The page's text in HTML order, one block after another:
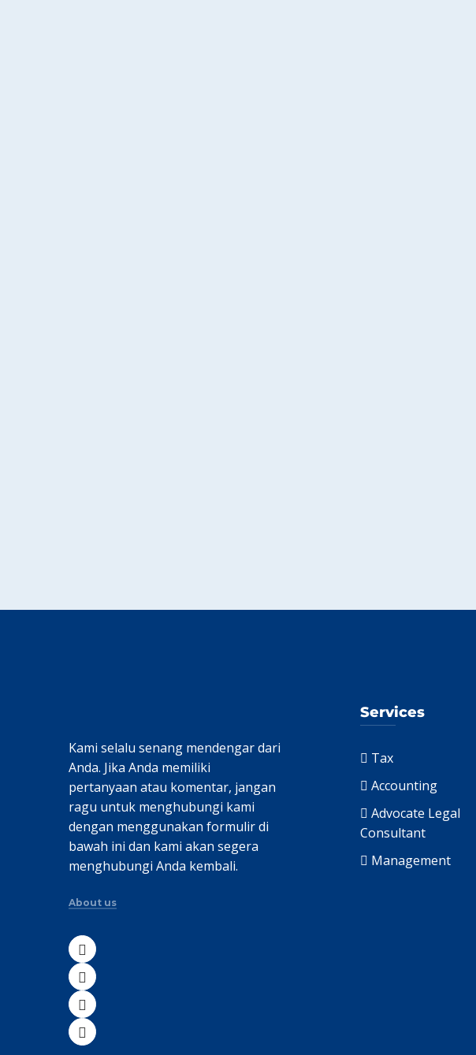
Kami selalu senang mendengar dari
Anda. Jika Anda memiliki
pertanyaan atau komentar, jangan
ragu untuk menghubungi kami
dengan menggunakan formulir di
bawah ini dan kami akan segera
menghubungi Anda kembali.
About us
Services
Tax
Accounting
Advocate Legal
Consultant
Management